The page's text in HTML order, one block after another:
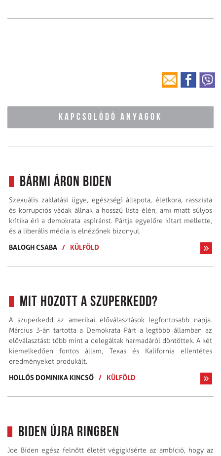
KAPCSOLÓDÓ ANYAGOK
Bármi áron Biden
Szexuális zaklatási ügye, egészségi állapota, életkora, rasszista
és korrupciós vádak állnak a hosszú lista élén, ami miatt súlyos
kritika éri a demokrata aspiránst. Pártja egyelőre kitart mellette,
és a liberális média is elnézőnek bizonyul.
BALOGH CSABA / KÜLFÖLD
Mit hozott a szuperkedd?
A szuperkedd az amerikai előválasztások legfontosabb napja.
Március 3-án tartotta a Demokrata Párt a legtöbb államban az
előválasztást: több mint a delegáltak harmadáról döntöttek. A két
kiemelkedően fontos állam, Texas és Kalifornia ellentétes
eredményeket produkált.
HOLLÓS DOMINIKA KINCSŐ / KÜLFÖLD
Biden újra ringben
Joe Biden egész felnőtt életét végigkísérte az ambíció, hogy az